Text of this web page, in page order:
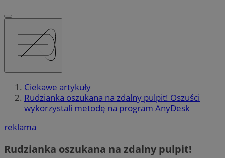
Ciekawe artykuły
Rudzianka oszukana na zdalny pulpit! Oszuści
wykorzystali metodę na program AnyDesk
reklama
Rudzianka oszukana na zdalny pulpit!